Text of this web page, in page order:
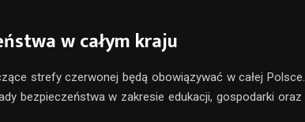
w całym kraju
strefy czerwonej będą obowiązywać w całej Polsce.
bezpieczeństwa w zakresie edukacji, gospodarki oraz